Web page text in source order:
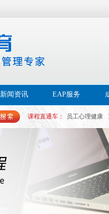
新闻资讯 EAP服务
课程直通车： 员工心理健康
帮扶EAP
员工幸福感
白领
心理PAP